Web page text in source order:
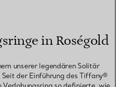
in Roségold
unserer legendären Solitär
der Einführung des Tiffany®